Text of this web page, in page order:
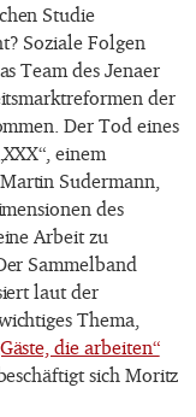
Studie
Soziale Folgen
Team des Jenaer
der
Der Tod eines
einem
Sudermann,
des
Arbeit zu
Sammelband
laut der
Thema,
„Gäste, die arbeiten“
sich Moritz